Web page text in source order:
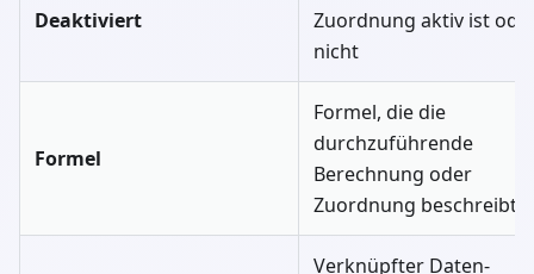
Deaktiviert
Zuordnung aktiv ist
nicht
Formel
Formel, die die
durchzuführende
Berechnung oder
Zuordnung beschreibt
Verknüpfter Daten-